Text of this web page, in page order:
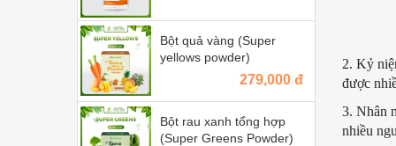
2. Kỷ
được
3. Nhân
nhiều
Bột quả vàng (Super
yellows powder)
279,000 đ
Bột rau xanh tổng hợp
(Super Greens Powder)